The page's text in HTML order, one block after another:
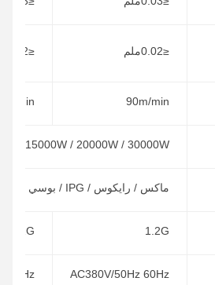
≤0.02ملم ≤0.02ملم
90m/min
min
/ 15000W / 20000W / 30000W
ماكس / رايكوس / IPG / بوسي / BWT
1.2G
1.2G
AC380V/50Hz 60Hz
60Hz